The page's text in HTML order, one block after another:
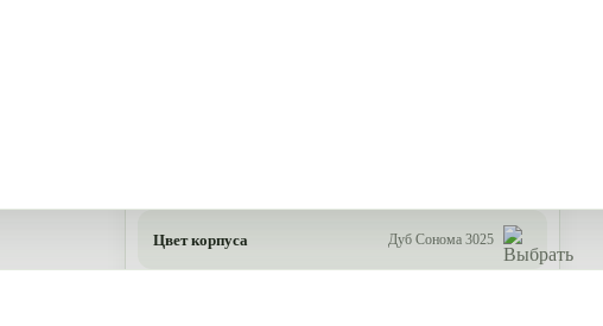
Цвет корпуса Дуб Сонома 3025